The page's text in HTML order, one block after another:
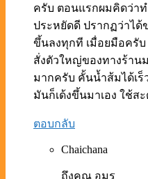
ครับ ตอนแรกผมคิดว่า
ประหยัดดี ปรากฏว่าได้
ขึ้นลงทุกที เมื่อยมือครับ
สั่งตัวใหญ่ของทางร้าน
มากครับ คั้นน้ำส้มได้เร็
มันก็เด้งขึ้นมาเอง ใช้ส
ตอบกลับ
Chaichana
ถึงคุณ อมร